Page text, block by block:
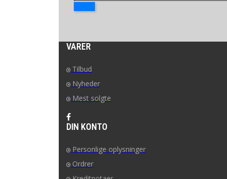
VARER
Tilbud
Nyheder
Mest solgte
DIN KONTO
Personlige oplysninger
Ordrer